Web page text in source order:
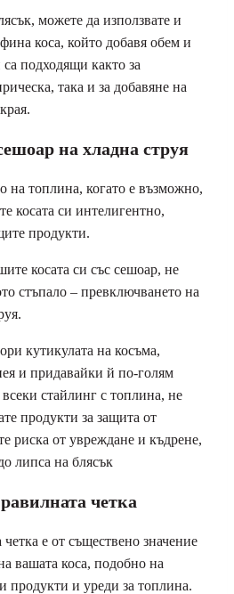
можете да използвате и
коса, който добавя обем и
подходящи както за
така и за добавяне на
на хладна струя
на топлина, когато е възможно,
косата си интелигентно,
продукти.
косата си със сешоар, не
стъпало – превключването на
кутикулата на косъма,
и придавайки й по-голям
стайлинг с топлина, не
продукти за защита от
риска от увреждане и къдрене,
липса на блясък
четка
е от съществено значение
вашата коса, подобно на
продукти и уреди за топлина.